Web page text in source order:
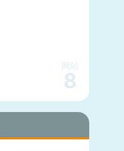
网站
8